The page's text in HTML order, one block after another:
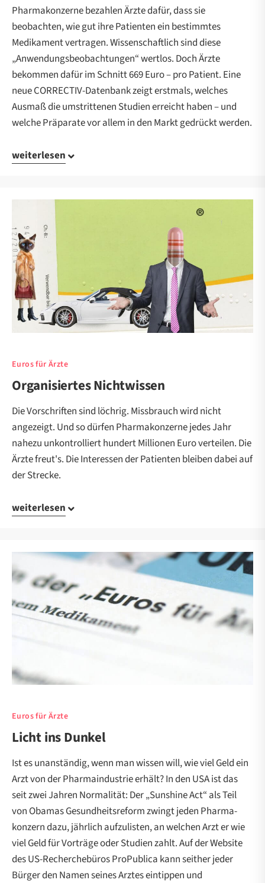
Pharmakonzerne bezahlen Ärzte dafür, dass sie
beobachten, wie gut ihre Patienten ein bestimmtes
Medikament vertragen. Wissenschaftlich sind diese
„Anwendungsbeobachtungen“ wertlos. Doch Ärzte
bekommen dafür im Schnitt 669 Euro – pro Patient. Eine
neue CORRECTIV-Datenbank zeigt erstmals, welches
Ausmaß die umstrittenen Studien erreicht haben – und
welche Präparate vor allem in den Markt gedrückt werden.
weiterlesen
Euros für Ärzte
Organisiertes Nichtwissen
Die Vorschriften sind löchrig. Missbrauch wird nicht
angezeigt. Und so dürfen Pharmakonzerne jedes Jahr
nahezu unkontrolliert hundert Millionen Euro verteilen. Die
Ärzte freut's. Die Interessen der Patienten bleiben dabei auf
der Strecke.
weiterlesen
Euros für Ärzte
Licht ins Dunkel
Ist es unanständig, wenn man wissen will, wie viel Geld ein
Arzt von der Pharma­industrie erhält? In den USA ist das
seit zwei Jahren Normalität: Der „Sunshine Act“ als Teil
von Obamas Gesundheits­reform zwingt jeden Pharma­
konzern dazu, jährlich aufzulisten, an welchen Arzt er wie
viel Geld für Vorträge oder Studien zahlt. Auf der Website
des US-Recherche­büros ProPublica kann seither jeder
Bürger den Namen seines Arztes eintippen und